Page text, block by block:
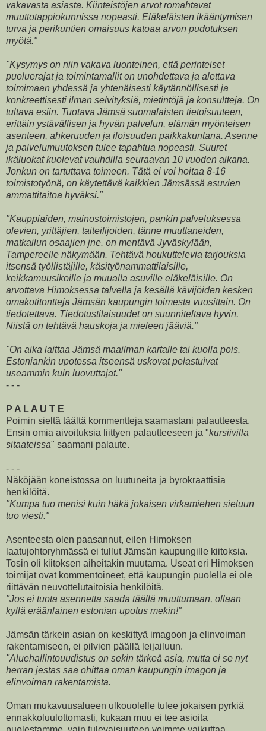
vakavasta asiasta. Kiinteistöjen arvot romahtavat
muuttotappiokunnissa nopeasti. Eläkeläisten ikääntymisen
turva ja perikuntien omaisuus katoaa arvon pudotuksen
myötä."
"Kysymys on niin vakava luonteinen, että perinteiset
puoluerajat ja toimintamallit on unohdettava ja alettava
toimimaan yhdessä ja yhtenäisesti käytännöllisesti ja
konkreettisesti ilman selvityksiä, mietintöjä ja konsultteja. On
tultava esiin. Tuotava Jämsä suomalaisten tietoisuuteen,
erittäin ystävällisen ja hyvän palvelun, elämän myönteisen
asenteen, ahkeruuden ja iloisuuden paikkakuntana. Asenne
ja palvelumuutoksen tulee tapahtua nopeasti. Suuret
ikäluokat kuolevat vauhdilla seuraavan 10 vuoden aikana.
Jonkun on tartuttava toimeen. Tätä ei voi hoitaa 8-16
toimistotyönä, on käytettävä kaikkien Jämsässä asuvien
ammattitaitoa hyväksi."
"Kauppiaiden, mainostoimistojen, pankin palveluksessa
olevien, yrittäjien, taiteilijoiden, tänne muuttaneiden,
matkailun osaajien jne. on mentävä Jyväskylään,
Tampereelle näkymään. Tehtävä houkuttelevia tarjouksia
itsensä työllistäjille, käsityönammattilaisille,
keikkamuusikoille ja muualla asuville eläkeläisille. On
arvottava Himoksessa talvella ja kesällä kävijöiden kesken
omakotitontteja Jämsän kaupungin toimesta vuosittain. On
tiedotettava. Tiedotustilaisuudet on suunniteltava hyvin.
Niistä on tehtävä hauskoja ja mieleen jääviä."
"On aika laittaa Jämsä maailman kartalle tai kuolla pois.
Estoniankin upotessa itseensä uskovat pelastuivat
useammin kuin luovuttajat."
- - -
P A L A U T E
Poimin sieltä täältä kommentteja saamastani palautteesta.
Ensin omia aivoituksia liittyen palautteeseen ja "kursiivilla
sitaateissa" saamani palaute.
- - -
Näköjään koneistossa on luutuneita ja byrokraattisia
henkilöitä.
"Kumpa tuo menisi kuin häkä jokaisen virkamiehen sieluun
tuo viesti."
Asenteesta olen paasannut, eilen Himoksen
laatujohtoryhmässä ei tullut Jämsän kaupungille kiitoksia.
Tosin oli kiitoksen aiheitakin muutama. Useat eri Himoksen
toimijat ovat kommentoineet, että kaupungin puolella ei ole
riittävän neuvottelutaitoisia henkilöitä.
"Jos ei tuota asennetta saada täällä muuttumaan, ollaan
kyllä eräänlainen estonian upotus mekin!"
Jämsän tärkein asian on keskittyä imagoon ja elinvoiman
rakentamiseen, ei pilvien päällä leijailuun.
"Aluehallintouudistus on sekin tärkeä asia, mutta ei se nyt
herran jestas saa ohittaa oman kaupungin imagon ja
elinvoiman rakentamista.
Oman mukavuusalueen ulkouolelle tulee jokaisen pyrkiä
ennakkoluulottomasti, kukaan muu ei tee asioita